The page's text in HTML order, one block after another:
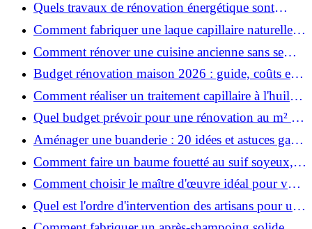
Quels travaux de rénovation énergétique sont
éligibles à MaPrimeRénov' ?
Comment fabriquer une laque capillaire naturelle
maison ?
Comment rénover une cuisine ancienne sans se
ruiner ?
Budget rénovation maison 2026 : guide, coûts et
astuces
Comment réaliser un traitement capillaire à l'huile
maison efficace ?
Quel budget prévoir pour une rénovation au m² en
2026 ?
Aménager une buanderie : 20 idées et astuces gain
de place pour un espace fonctionnel et stylé
Comment faire un baume fouetté au suif soyeux,
fait maison ?
Comment choisir le maître d'œuvre idéal pour vos
travaux de rénovation ?
Quel est l'ordre d'intervention des artisans pour une
rénovation ?